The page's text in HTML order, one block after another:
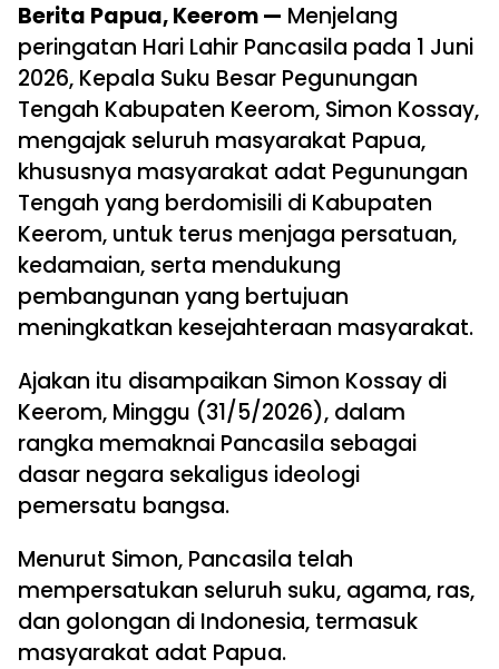
Berita Papua, Keerom — Menjelang
peringatan Hari Lahir Pancasila pada 1 Juni
2026, Kepala Suku Besar Pegunungan
Tengah Kabupaten Keerom, Simon Kossay,
mengajak seluruh masyarakat Papua,
khususnya masyarakat adat Pegunungan
Tengah yang berdomisili di Kabupaten
Keerom, untuk terus menjaga persatuan,
kedamaian, serta mendukung
pembangunan yang bertujuan
meningkatkan kesejahteraan masyarakat.
Ajakan itu disampaikan Simon Kossay di
Keerom, Minggu (31/5/2026), dalam
rangka memaknai Pancasila sebagai
dasar negara sekaligus ideologi
pemersatu bangsa.
Menurut Simon, Pancasila telah
mempersatukan seluruh suku, agama, ras,
dan golongan di Indonesia, termasuk
masyarakat adat Papua.